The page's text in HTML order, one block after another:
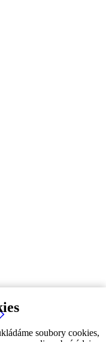
soubory cookies,